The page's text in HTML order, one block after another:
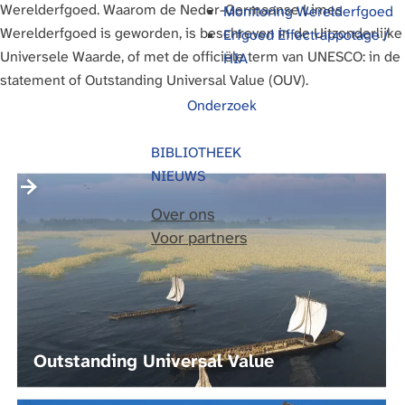
Monitoring Werelderfgoed
Erfgoed Effectrappotage /
HIA
Onderzoek
BIBLIOTHEEK
NIEUWS
Over ons
Voor partners
Werelderfgoed. Waarom de Neder-Germaanse Limes
Werelderfgoed is geworden, is beschreven in de Uitzonderlijke
Universele Waarde, of met de officiële term van UNESCO: in de
statement of Outstanding Universal Value (OUV).
Outstanding Universal Value
O
t
s
t
n